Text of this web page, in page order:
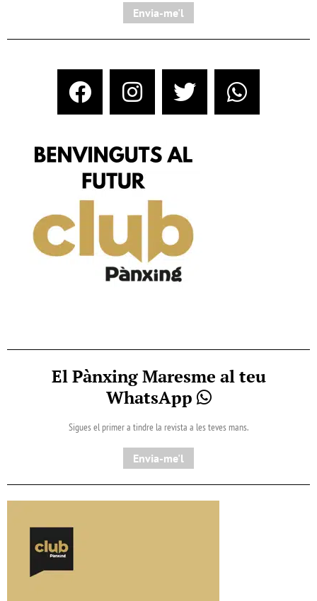
Envia-me'l
El Pànxing Maresme al teu
WhatsApp
Sigues el primer a tindre la revista a les teves mans.
Envia-me'l